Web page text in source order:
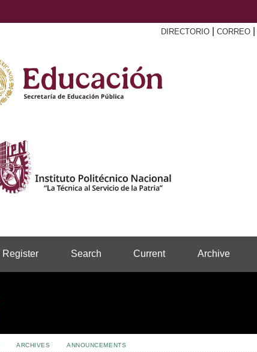
DIRECTORIO CORREO
Register Search Current Archive
ARCHIVES ANNOUNCEMENTS